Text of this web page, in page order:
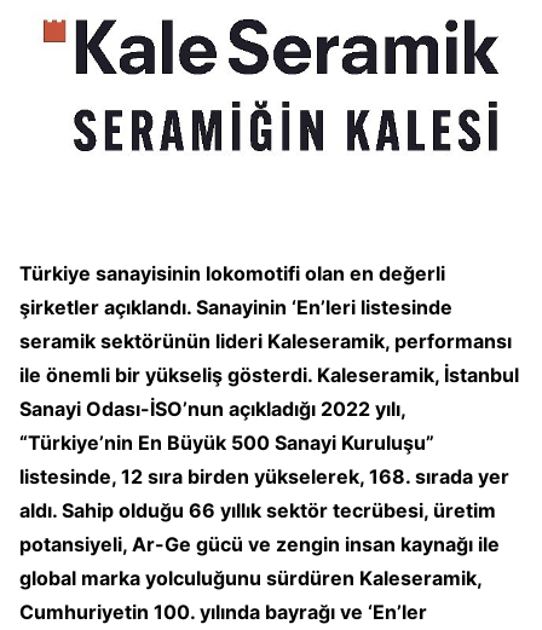
Türkiye sanayisinin lokomotifi olan en değerli
şirketler açıklandı. Sanayinin ‘En’leri listesinde
seramik sektörünün lideri Kaleseramik, performansı
ile önemli bir yükseliş gösterdi. Kaleseramik, İstanbul
Sanayi Odası-İSO’nun açıkladığı 2022 yılı,
“Türkiye’nin En Büyük 500 Sanayi Kuruluşu”
listesinde, 12 sıra birden yükselerek, 168. sırada yer
aldı. Sahip olduğu 66 yıllık sektör tecrübesi, üretim
potansiyeli, Ar-Ge gücü ve zengin insan kaynağı ile
global marka yolculuğunu sürdüren Kaleseramik,
Cumhuriyetin 100. yılında bayrağı ve ‘En’ler